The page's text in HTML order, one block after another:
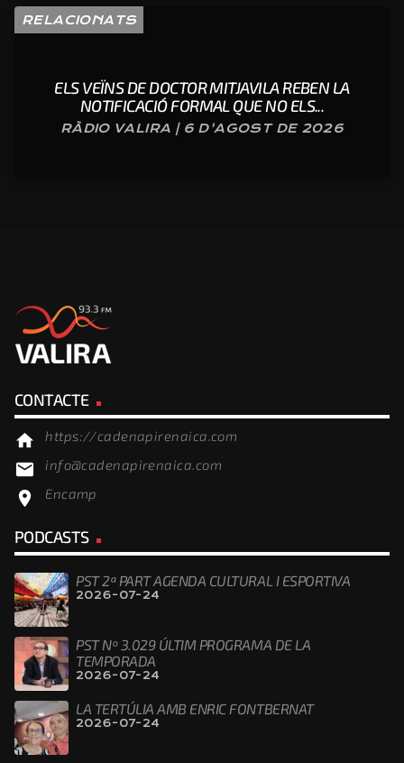
RELACIONATS
ELS VEÏNS DE DOCTOR MITJAVILA REBEN LA
NOTIFICACIÓ FORMAL QUE NO ELS...
RÀDIO VALIRA | 6 D'AGOST DE 2026
CONTACTE
home https://cadenapirenaica.com
email info@cadenapirenaica.com
location_on Encamp
PODCASTS
PST 2ª PART AGENDA CULTURAL I ESPORTIVA
2026-07-24
PST Nº 3.029 ÚLTIM PROGRAMA DE LA
TEMPORADA
2026-07-24
LA TERTÚLIA AMB ENRIC FONTBERNAT
2026-07-24